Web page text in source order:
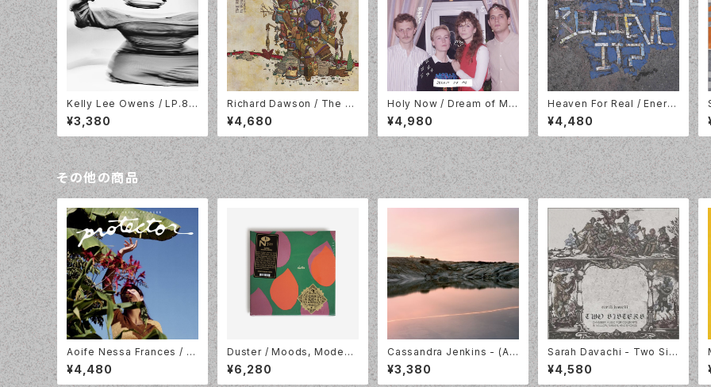
Kelly Lee Owens / LP.8.2
/ White Vinyl / Smalltown
Supersound / STS416LP-
C2
¥3,380
Richard Dawson / The Ru
by Chord / 2LP+DL / Dom
ino / WEIRD149LPX
¥4,680
Holy Now / Dream of Me
/ LP / Lazy Octopus Rec
ords / LP-LAZYOCT-032
¥4,980
Heaven For Real / Energ
y Bar / LP /Mint Records
/ MRL197
¥4,480
その他の商品
Aoife Nessa Frances / Pr
otector/ Colour Vinyl / Pa
rtisan Records / PTKF30
¥4,480
Duster / Moods, Modes /
Ocean Blue Vinyl 7" x 3
BOX / Numero Group / N
¥6,280
Cassandra Jenkins - (An
Overview on) An Overvie
w on Phenomenal Nature
¥3,380
Sarah Davachi - Two Sist
ers [LTD Green Vinyl] Lat
e Music LMVLPX
¥4,580